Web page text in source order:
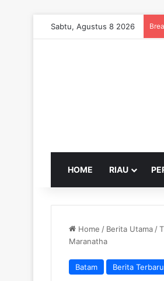
Sabtu, Agustus 8 2026
HOME RIAU
Home / Berita Utama /
Maranatha
Batam Berita Terbaru